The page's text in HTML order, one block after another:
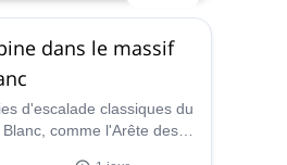
dans le massif
d'escalade classiques du
comme l'Arête des